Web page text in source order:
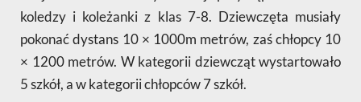
koledzy i koleżanki z klas 7-8. Dziewczęta musiały
pokonać dystans 10 × 1000m metrów, zaś chłopcy 10
× 1200 metrów. W kategorii dziewcząt wystartowało
5 szkół, a w kategorii chłopców 7 szkół.